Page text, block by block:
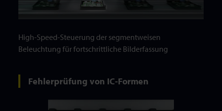
High-Speed-Steuerung der segmentweisen
Beleuchtung für fortschrittliche Bilderfassung
Fehlerprüfung von IC-Formen